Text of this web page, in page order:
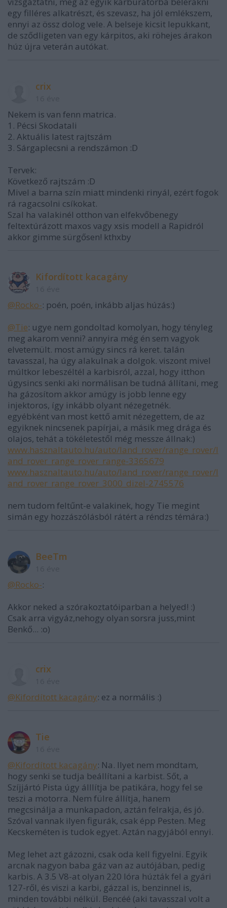
egy filléres alkatrészt, és szevasz, ha jól emlékszem,
ennyi az össz dolog vele. A belseje kicsit lepukkant,
de sződligeten van egy kárpitos, aki röhejes árakon
húz újra veterán autókat.
crix
Nekem is van fenn matrica.
1. Pécsi Skodatali
2. Aktuális latest rajtszám
3. Sárgaplecsni a rendszámon :D
Tervek:
Következő rajtszám :D
Mivel a barna szín miatt mindenki rinyál, ezért fogok
rá ragacsolni csíkokat.
Szal ha valakinél otthon van elfekvőbenegy
feltextúrázott maxos vagy xsis modell a Rapidról
akkor gimme sürgősen! kthxby
Kifordított kacagány
@Rocko-: poén, poén, inkább aljas húzás:)
@Tie: ugye nem gondoltad komolyan, hogy tényleg
meg akarom venni? annyira még én sem vagyok
elvetemült. most amúgy sincs rá keret. talán
tavasszal, ha úgy alakulnak a dolgok. viszont mivel
múltkor lebeszéltél a karbisról, azzal, hogy itthon
úgysincs senki aki normálisan be tudná állítani, meg
ha gázosítom akkor amúgy is jobb lenne egy
injektoros, így inkább olyant nézegetnék.
egyébként van most kettő amit nézegettem, de az
egyiknek nincsenek papírjai, a másik meg drága és
olajos, tehát a tökéletestől még messze állnak:)
www.hasznaltauto.hu/auto/land_rover/range_rover/l
and_rover_range_rover_range-3365679
www.hasznaltauto.hu/auto/land_rover/range_rover/l
and_rover_range_rover_3000_dizel-2745576
nem tudom feltűnt-e valakinek, hogy Tie megint
simán egy hozzászólásból rátért a réndzs témára:)
BeeTm
@Rocko-:
Akkor neked a szórakoztatóiparban a helyed! :)
Csak arra vigyáz,nehogy olyan sorsra juss,mint
Benkő... :o)
crix
@Kifordított kacagány: ez a normális :)
Tie
@Kifordított kacagány: Na. Ilyet nem mondtam,
hogy senki se tudja beállítani a karbist. Sőt, a
Szíjjártó Pista úgy álllítja be patikára, hogy fel se
teszi a motorra. Nem fülre állítja, hanem
megcsinálja a munkapadon, aztán felrakja, és jó.
Szóval vannak ilyen figurák, csak épp Pesten. Meg
Kecskeméten is tudok egyet. Aztán nagyjából ennyi.
Meg lehet azt gázozni, csak oda kell figyelni. Egyik
arcnak nagyon baba gáz van az autójában, pedig
karbis. A 3.5 V8-at olyan 220 lóra húzták fel a gyári
127-ről, és viszi a karbi, gázzal is, benzinnel is,
minden további nélkül. Bencéé (aki tavasszal volt a